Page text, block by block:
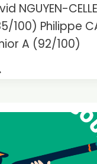
NGUYEN-
100) Philippe
A (92/100)